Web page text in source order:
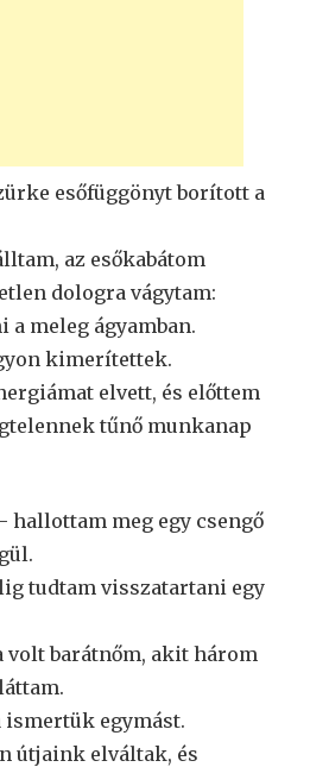
esőfüggönyt borított a
az esőkabátom
dologra vágytam:
a meleg ágyamban.
kimerítettek.
elvett, és előttem
tűnő munkanap
hallottam meg egy csengő
tudtam visszatartani egy
barátnőm, akit három
ismertük egymást.
útjaink elváltak, és